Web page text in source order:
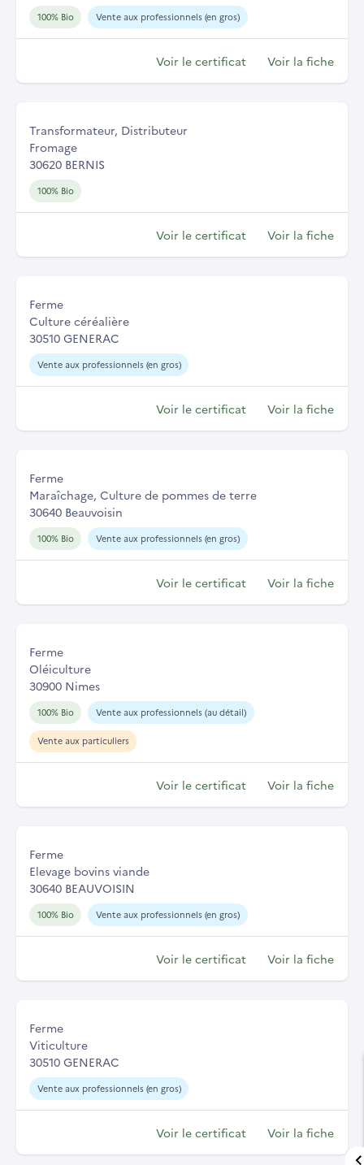
100% Bio Vente aux professionnels (en gros)
Voir le certificat Voir la fiche
Transformateur, Distributeur
Fromage
30620 BERNIS
100% Bio
Voir le certificat Voir la fiche
Ferme
Culture céréalière
30510 GENERAC
Vente aux professionnels (en gros)
Voir le certificat Voir la fiche
Ferme
Maraîchage, Culture de pommes de terre
30640 Beauvoisin
100% Bio Vente aux professionnels (en gros)
Voir le certificat Voir la fiche
Ferme
Oléiculture
30900 Nimes
100% Bio Vente aux professionnels (au détail)
Vente aux particuliers
Voir le certificat Voir la fiche
Ferme
Elevage bovins viande
30640 BEAUVOISIN
100% Bio Vente aux professionnels (en gros)
Voir le certificat Voir la fiche
Ferme
Viticulture
30510 GENERAC
Vente aux professionnels (en gros)
Voir le certificat Voir la fiche